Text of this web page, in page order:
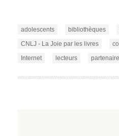
adolescents bibliothèques
CNLJ - La Joie par les livres
Internet
lecteurs